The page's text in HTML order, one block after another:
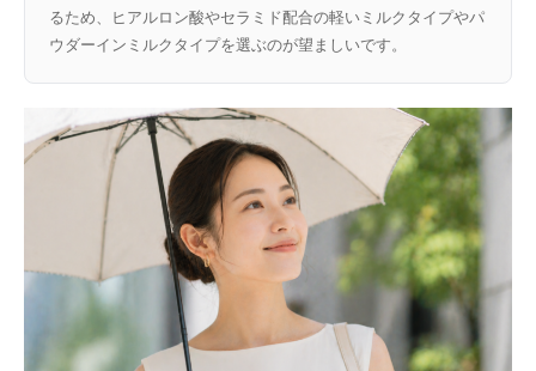
るため、ヒアルロン酸やセラミド配合の軽いミルクタイプやパ
ウダーインミルクタイプを選ぶのが望ましいです。